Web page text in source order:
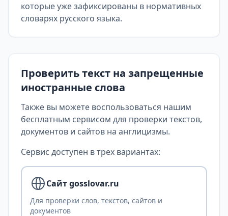
которые уже зафиксированы в нормативных
словарях русского языка.
Проверить текст на запрещенные
иностранные слова
Также вы можете воспользоваться нашим
бесплатным сервисом для проверки текстов,
документов и сайтов на англицизмы.
Сервис доступен в трех вариантах:
Сайт gosslovar.ru
Для проверки слов, текстов, сайтов и
документов